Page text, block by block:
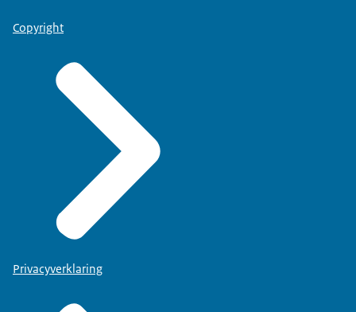
Copyright
Privacyverklaring